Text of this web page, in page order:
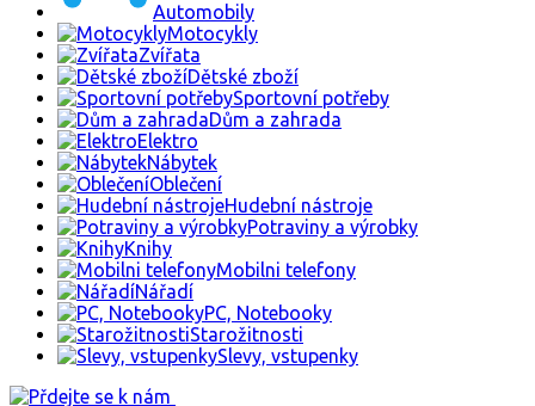
Automobily
Motocykly
Zvířata
Dětské zboží
Sportovní potřeby
Dům a zahrada
Elektro
Nábytek
Oblečení
Hudební nástroje
Potraviny a výrobky
Knihy
Mobilni telefony
Nářadí
PC, Notebooky
Starožitnosti
Slevy, vstupenky